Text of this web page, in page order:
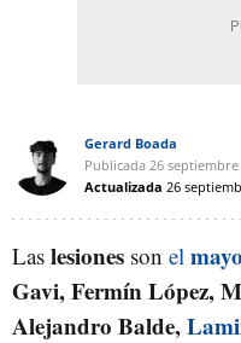
Gerard Boada
Publicada 26 septiembre
Actualizada 26
Las lesiones son el
Gavi, Fermín López,
Alejandro Balde,